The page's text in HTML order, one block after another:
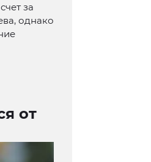
за
однако
от